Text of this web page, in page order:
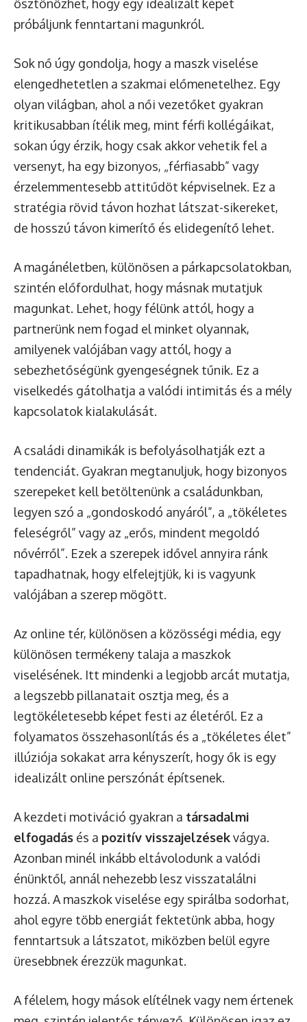
ösztönözhet, hogy egy idealizált képet
próbáljunk fenntartani magunkról.
Sok nő úgy gondolja, hogy a maszk viselése
elengedhetetlen a szakmai előmenetelhez. Egy
olyan világban, ahol a női vezetőket gyakran
kritikusabban ítélik meg, mint férfi kollégáikat,
sokan úgy érzik, hogy csak akkor vehetik fel a
versenyt, ha egy bizonyos, „férfiasabb” vagy
érzelemmentesebb attitűdöt képviselnek. Ez a
stratégia rövid távon hozhat látszat-sikereket,
de hosszú távon kimerítő és elidegenítő lehet.
A magánéletben, különösen a párkapcsolatokban,
szintén előfordulhat, hogy másnak mutatjuk
magunkat. Lehet, hogy félünk attól, hogy a
partnerünk nem fogad el minket olyannak,
amilyenek valójában vagy attól, hogy a
sebezhetőségünk gyengeségnek tűnik. Ez a
viselkedés gátolhatja a valódi intimitás és a mély
kapcsolatok kialakulását.
A családi dinamikák is befolyásolhatják ezt a
tendenciát. Gyakran megtanuljuk, hogy bizonyos
szerepeket kell betöltenünk a családunkban,
legyen szó a „gondoskodó anyáról”, a „tökéletes
feleségről” vagy az „erős, mindent megoldó
nővérről”. Ezek a szerepek idővel annyira ránk
tapadhatnak, hogy elfelejtjük, ki is vagyunk
valójában a szerep mögött.
Az online tér, különösen a közösségi média, egy
különösen termékeny talaja a maszkok
viselésének. Itt mindenki a legjobb arcát mutatja,
a legszebb pillanatait osztja meg, és a
legtökéletesebb képet festi az életéről. Ez a
folyamatos összehasonlítás és a „tökéletes élet”
illúziója sokakat arra kényszerít, hogy ők is egy
idealizált online perszónát építsenek.
A kezdeti motiváció gyakran a társadalmi
elfogadás és a pozitív visszajelzésekvágya.
Azonban minél inkább eltávolodunk a valódi
énünktől, annál nehezebb lesz visszatalálni
hozzá. A maszkok viselése egy spirálba sodorhat,
ahol egyre több energiát fektetünk abba, hogy
fenntartsuk a látszatot, miközben belül egyre
üresebbnek érezzük magunkat.
A félelem, hogy mások elítélnek vagy nem értenek